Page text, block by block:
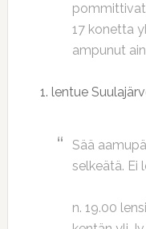
pommittivat
17 konetta
ampunut
1. lentue
Sää
selkeätä. Ei
n. 19.00